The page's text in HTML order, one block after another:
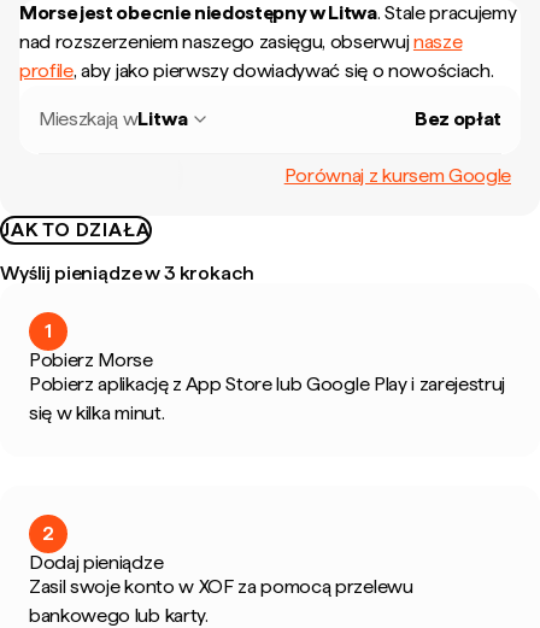
Morse jest obecnie niedostępny wLitwa. Stale pracujemy
nad rozszerzeniem naszego zasięgu, obserwujnasze
profile, aby jako pierwszy dowiadywać się o nowościach.
Mieszkają wLitwa Bez opłat
Porównaj z kursem Google
JAK TO DZIAŁA
Wyślij pieniądze w 3 krokach
1
Pobierz Morse
Pobierz aplikację z App Store lub Google Play i zarejestruj
się w kilka minut.
2
Dodaj pieniądze
Zasil swoje konto w XOF za pomocą przelewu
bankowego lub karty.